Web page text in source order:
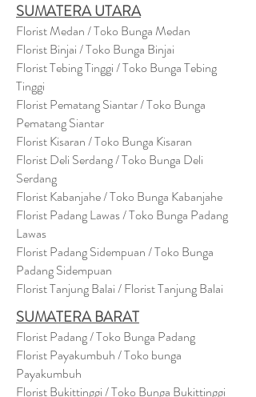
SUMATERA UTARA
Florist Medan / Toko Bunga Medan
Florist Binjai / Toko Bunga Binjai
Florist Tebing Tinggi / Toko Bunga Tebing
Tinggi
Florist Pematang Siantar / Toko Bunga
Pematang Siantar
Florist Kisaran / Toko Bunga Kisaran
Florist Deli Serdang / Toko Bunga Deli
Serdang
Florist Kabanjahe / Toko Bunga Kabanjahe
Florist Padang Lawas / Toko Bunga Padang
Lawas
Florist Padang Sidempuan / Toko Bunga
Padang Sidempuan
Florist Tanjung Balai / Florist Tanjung Balai
SUMATERA BARAT
Florist Padang / Toko Bunga Padang
Florist Payakumbuh / Toko bunga
Payakumbuh
Florist Bukittinggi / Toko Bunga Bukittinggi